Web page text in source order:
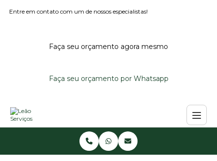
Entre em contato com um de nossos especialistas!
Faça seu orçamento agora mesmo
Faça seu orçamento por Whatsapp